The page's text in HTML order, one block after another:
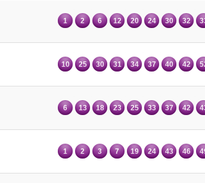
1 2 6 12 20 24 30 32
10 25 30 31 34 37 40 42
6 13 18 23 25 33 37 42
1 2 3 7 19 24 43 46